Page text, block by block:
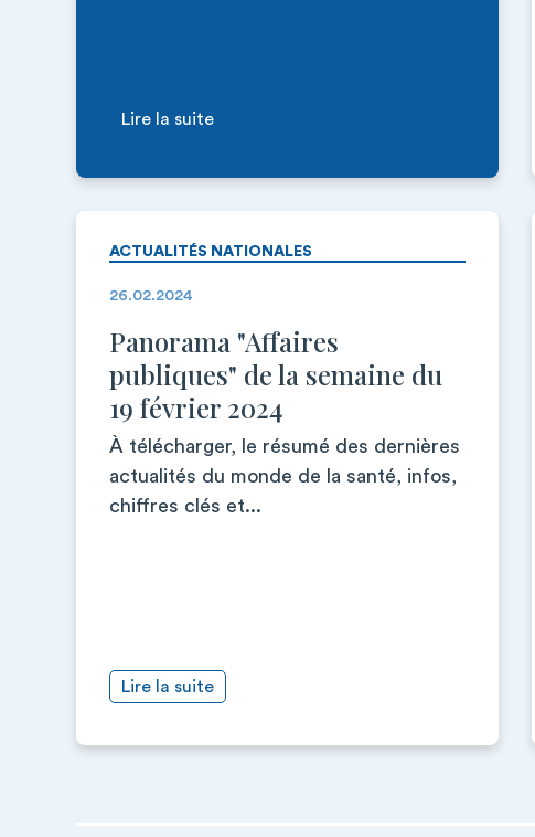
Lire la suite
ACTUALITÉS NATIONALES
26.02.2024
Panorama "Affaires
publiques" de la semaine du
19 février 2024
À télécharger, le résumé des dernières
actualités du monde de la santé, infos,
chiffres clés et...
Lire la suite